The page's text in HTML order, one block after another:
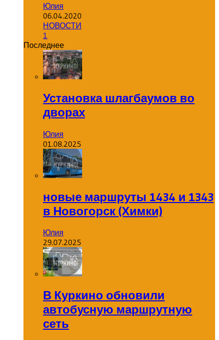
Юлия
06.04.2020
НОВОСТИ
1
Последнее
Установка шлагбаумов во
дворах
Юлия
01.08.2025
новые маршруты 1434 и 1343
в Новогорск (Химки)
Юлия
29.07.2025
В Куркино обновили
автобусную маршрутную
сеть